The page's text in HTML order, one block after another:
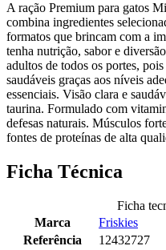
A ração Premium para gatos
combina ingredientes
formatos que brincam com a
tenha nutrição, sabor e
adultos de todos os portes,
saudáveis graças aos níveis
essenciais. Visão clara e
taurina. Formulado com
defesas naturais. Músculos
fontes de proteínas de alta
Ficha Técnica
Ficha
Marca
Friskies
Referência
12432727